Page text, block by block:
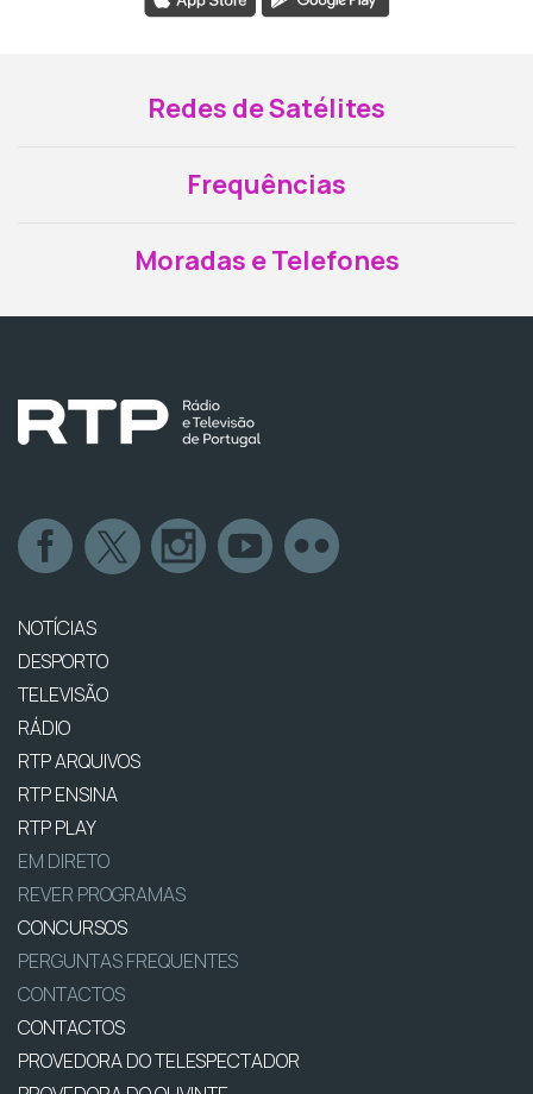
Redes de Satélites
Frequências
Moradas e Telefones
NOTÍCIAS
DESPORTO
TELEVISÃO
RÁDIO
RTP ARQUIVOS
RTP ENSINA
RTP PLAY
EM DIRETO
REVER PROGRAMAS
CONCURSOS
PERGUNTAS FREQUENTES
CONTACTOS
CONTACTOS
PROVEDORA DO TELESPECTADOR